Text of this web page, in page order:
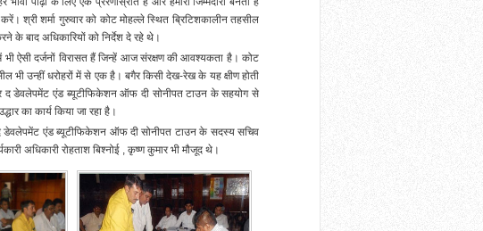
श्री शर्मा गुरुवार को कोट मोहल्ले स्थित ब्रिटिशकालीन तहसील
के बाद अधिकारियों को निर्देश दे रहे थे।
भी ऐसी दर्जनों विरासत हैं जिन्हें आज संरक्षण की आवश्यकता है। कोट
भी उन्हीं धरोहरों में से एक है। बगैर किसी देख-रेख के यह क्षीण होती
द डेवलेपमेंट एंड ब्यूटीफिकेशन ऑफ दी सोनीपत टाउन के सहयोग से
का कार्य किया जा रहा है।
डेवलेपमेंट एंड ब्यूटीफिकेशन ऑफ दी सोनीपत टाउन के सदस्य सचिव
अधिकारी रोहताश बिश्नोई , कृष्ण कुमार भी मौजूद थे।